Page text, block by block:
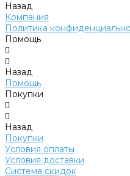
Назад
Компания
Политика
Помощь
Назад
Помощь
Покупки
Назад
Покупки
Условия оплаты
Условия доставки
Система скидок